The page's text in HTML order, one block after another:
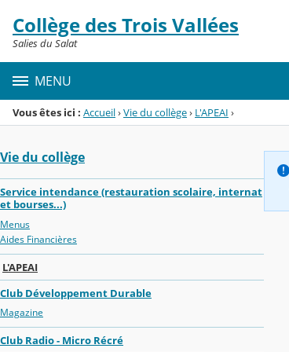
Menu de la rubrique
Contenu
Collège des Trois Vallées
Salies du Salat
MENU
Vous êtes ici : Accueil›Vie du collège› L'APEAI ›
Vie du collège
Service intendance (restauration scolaire, internat
et bourses...)
Menus
Aides Financières
L'APEAI
Club Développement Durable
Magazine
Club Radio - Micro Récré